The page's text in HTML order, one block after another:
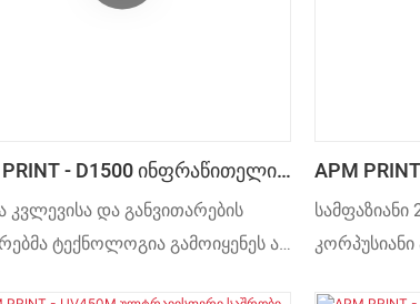
- D1500 Ინფრაწითელი
Გამათბობელი Ღუმელის
Პლასტმასის Ან Მინის
კვლევისა და განვითარების
ტექნოლოგია გამოიყენეს ამ
APM
380 Ვ-Მდე
სამფაზიანი